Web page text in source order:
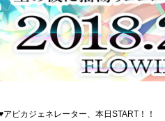
ピカジェネレーター、本日START！！